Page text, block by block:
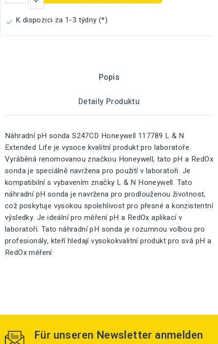
 K dispozici za 1-3 týdny (*)
Popis
Detaily Produktu
Náhradní pH sonda S247CD Honeywell 117789 L & N
Extended Life je vysoce kvalitní produkt pro laboratoře.
Vyráběná renomovanou značkou Honeywell, tato pH a RedOx
sonda je speciálně navržena pro použití v laboratoři. Je
kompatibilní s vybavením značky L & N Honeywell. Tato
náhradní pH sonda je navržena pro prodlouženou životnost,
což poskytuje vysokou spolehlivost pro přesné a konzistentní
výsledky. Je ideální pro měření pH a RedOx aplikací v
laboratoři. Tato náhradní pH sonda je rozumnou volbou pro
profesionály, kteří hledají vysokokvalitní produkt pro svá pH a
RedOx měření
Für unseren Newsletter anmelden